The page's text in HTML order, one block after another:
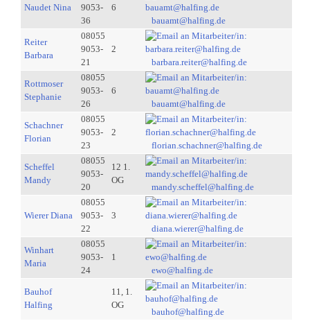
Naudet Nina
9053-
36
6
bauamt@halfing.de
Reiter
Barbara
08055
9053-
21
2
barbara.reiter@halfing.de
Rottmoser
Stephanie
08055
9053-
26
6
bauamt@halfing.de
Schachner
Florian
08055
9053-
23
2
florian.schachner@halfing.de
Scheffel
Mandy
08055
9053-
20
12 1.
OG
mandy.scheffel@halfing.de
Wierer Diana
08055
9053-
22
3
diana.wierer@halfing.de
Winhart
Maria
08055
9053-
24
1
ewo@halfing.de
Bauhof
Halfing
11, 1.
OG
bauhof@halfing.de